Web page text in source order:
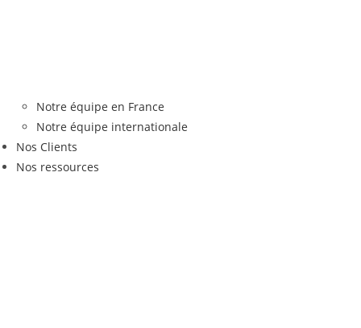
Notre équipe en France
Notre équipe internationale
Nos Clients
Nos ressources